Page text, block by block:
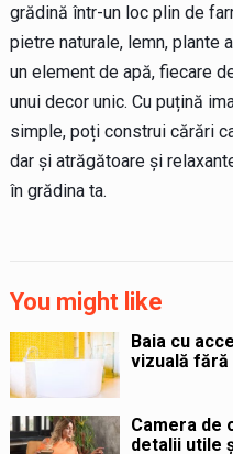
grădină într-un loc plin de
pietre naturale, lemn, plante
un element de apă, fiecare
unui decor unic. Cu puțină
simple, poți construi cărări
dar și atrăgătoare și
în grădina ta.
You might like
Baia cu
vizuală
Camera de
detalii utile